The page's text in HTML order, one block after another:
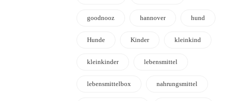
goodnooz hannover hund
Hunde Kinder kleinkind
kleinkinder lebensmittel
lebensmittelbox nahrungsmittel